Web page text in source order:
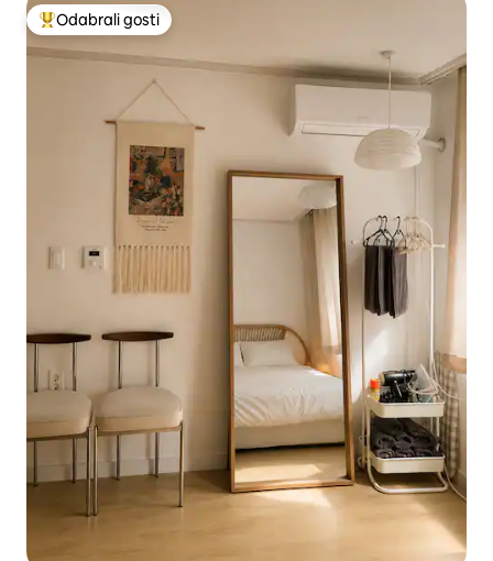
Među najviše rangiranima s oznakom „Odabrali gosti”
Odabrali gosti